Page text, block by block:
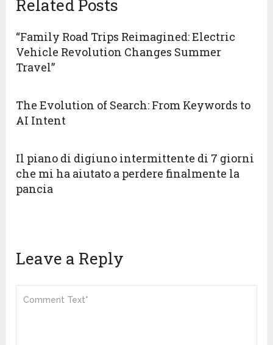
Related Posts
“Family Road Trips Reimagined: Electric
Vehicle Revolution Changes Summer
Travel”
The Evolution of Search: From Keywords to
AI Intent
Il piano di digiuno intermittente di 7 giorni
che mi ha aiutato a perdere finalmente la
pancia
Leave a Reply